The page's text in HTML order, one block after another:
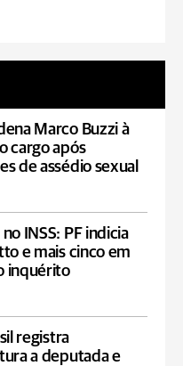
Marco Buzzi à
cargo após
de assédio sexual
no INSS: PF indicia
e mais cinco em
inquérito
registra
a deputada e